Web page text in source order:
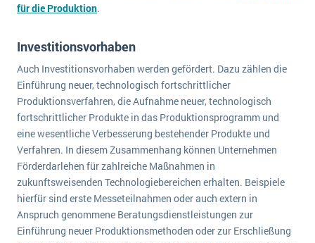
für die Produktion.
Investitionsvorhaben
Auch Investitionsvorhaben werden gefördert. Dazu zählen die
Einführung neuer, technologisch fortschrittlicher
Produktionsverfahren, die Aufnahme neuer, technologisch
fortschrittlicher Produkte in das Produktionsprogramm und
eine wesentliche Verbesserung bestehender Produkte und
Verfahren. In diesem Zusammenhang können Unternehmen
Förderdarlehen für zahlreiche Maßnahmen in
zukunftsweisenden Technologiebereichen erhalten. Beispiele
hierfür sind erste Messeteilnahmen oder auch extern in
Anspruch genommene Beratungsdienstleistungen zur
Einführung neuer Produktionsmethoden oder zur Erschließung